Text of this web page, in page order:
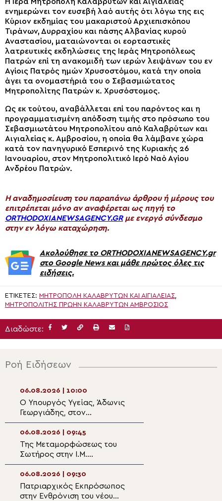
ενημερώνει τον ευσεβή λαό αυτής ότι λόγω της εις
Κύριον εκδημίας του μακαριστού Αρχιεπισκόπου
Τιράνων, Δυρραχίου και πάσης Αλβανίας κυρού
Αναστασίου, ματαιώνονται οι εορταστικές
λατρευτικές εκδηλώσεις της Ιεράς Μητροπόλεως
Πατρών επί τη ανακομιδή των ιερών λειψάνων του εν
Αγίοις Πατρός ημών Χρυσοστόμου, κατά την οποία
άγει τα ονομαστήριά του ο Σεβασμιώτατος
Μητροπολίτης Πατρών κ. Χρυσόστομος.
Ως εκ τούτου, αναβάλλεται επί του παρόντος και η
προγραμματισμένη απόδοση τιμής στο πρόσωπο του
Σεβασμιωτάτου Μητροπολίτου από Καλαβρύτων και
Αιγιαλείας κ. Αμβροσίου, η οποία θα λάμβανε χώρα
κατά τον πανηγυρικό Εσπερινό της Κυριακής 26
Ιανουαρίου, στον Μητροπολιτικό Ιερό Ναό Αγίου
Ανδρέου Πατρών.
H αναδημοσίευση του παραπάνω άρθρου ή μέρους του
επιτρέπεται μόνο αν αναφέρεται ως πηγή το
ORTHODOXIANEWSAGENCY.GRμε ενεργό σύνδεσμο
στην εν λόγω καταχώρηση.
Ακολούθησε το ORTHODOXIANEWSAGENCY.gr
στο Google News και μάθε πρώτος όλες τις
ειδήσεις.
ΕΤΙΚΈΤΕΣ: ΜΗΤΡΌΠΟΛΗ ΚΑΛΑΒΡΎΤΩΝ ΚΑΙ ΑΙΓΙΑΛΕΊΑΣ,
ΜΗΤΡΟΠΟΛΊΤΗΣ ΠΡΏΗΝ ΚΑΛΑΒΡΎΤΩΝ ΑΜΒΡΌΣΙΟΣ
Διαδώστε:
Ροή Ειδήσεων
06.08.2026 | 10:00
Ο Υπουργός Υγείας, Άδωνις
Γεωργιάδης, στον
Μητροπολίτη Φθιώτιδος
Συμεών
06.08.2026 | 09:45
Της Μεταμορφώσεως του
Σωτήρος στην Ι.Μ.
Ασωμάτων Πετράκη
06.08.2026 | 09:30
Πατριαρχικός Εκπρόσωπος
στην Ενθρόνιση του νέου